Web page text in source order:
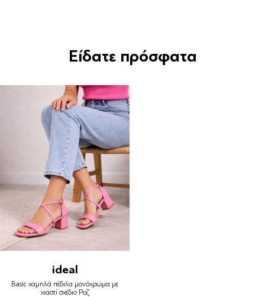
Είδατε πρόσφατα
ideal
Basic χαμηλά πέδιλα μονόχρωμα με
χιαστί σχέδιο Ροζ